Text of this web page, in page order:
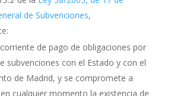
de Subvenciones,
de pago de obligaciones por
subvenciones con el Estado y con el
de Madrid, y se compromete a
cualquier momento la existencia de